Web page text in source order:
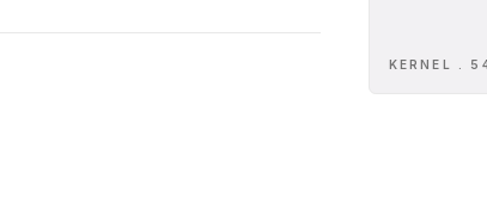
KERNEL .